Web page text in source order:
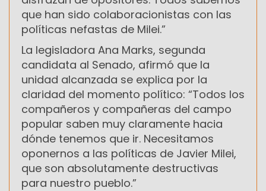
que han sido colaboracionistas con las
políticas nefastas de Milei.”
La legisladora Ana Marks, segunda
candidata al Senado, afirmó que la
unidad alcanzada se explica por la
claridad del momento político: “Todos los
compañeros y compañeras del campo
popular saben muy claramente hacia
dónde tenemos que ir. Necesitamos
oponernos a las políticas de Javier Milei,
que son absolutamente destructivas
para nuestro pueblo.”